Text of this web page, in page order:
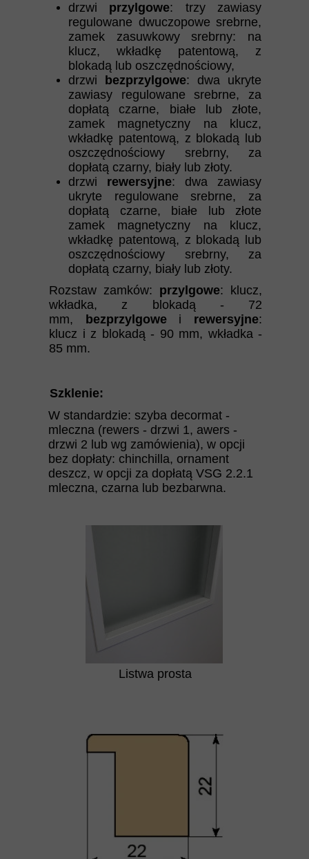
Listwa prosta
Szklenie:
W standardzie: szyba decormat -
mleczna (rewers - drzwi 1, awers -
drzwi 2 lub wg zamówienia), w opcji
bez dopłaty: chinchilla, ornament
deszcz, w opcji za dopłatą VSG 2.2.1
mleczna, czarna lub bezbarwna.
Rozstaw zamków: przylgowe: klucz,
wkładka, z blokadą - 72
mm,
bezprzylgowei rewersyjne:
klucz i z blokadą - 90 mm, wkładka -
85 mm.
drzwi przylgowe: trzy zawiasy
regulowane dwuczopowe srebrne,
zamek zasuwkowy srebrny: na
klucz, wkładkę patentową, z
blokadą lub oszczędnościowy,
drzwi
bezprzylgowe: dwa ukryte
zawiasy regulowane srebrne, za
dopłatą czarne, białe lub złote,
zamek magnetyczny na klucz,
wkładkę patentową, z blokadą lub
oszczędnościowy srebrny, za
dopłatą czarny, biały lub złoty.
drzwi rewersyjne: dwa zawiasy
ukryte regulowane srebrne, za
dopłatą czarne, białe lub złote
zamek magnetyczny na klucz,
wkładkę patentową, z blokadą lub
oszczędnościowy srebrny, za
dopłatą czarny, biały lub złoty.